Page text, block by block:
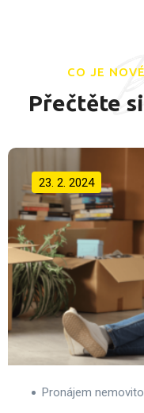
CO JE
Přečtěte
23. 2. 2024
Pronájem